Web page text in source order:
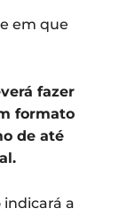
em que
fazer
formato
de até
indicará a